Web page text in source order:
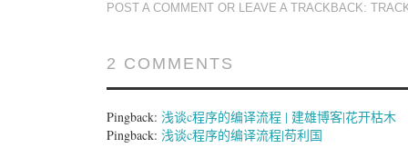
POST A COMMENTOR LEAVE A TRACKBACK:
2 COMMENTS
Pingback: 浅谈c程序的编译流程 | 建雄博客|花开枯木
Pingback: 浅谈c程序的编译流程|苟利国